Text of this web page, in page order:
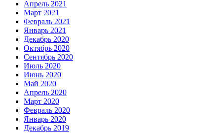
Апрель 2021
Март 2021
Февраль 2021
Январь 2021
Декабрь 2020
Октябрь 2020
Сентябрь 2020
Июль 2020
Июнь 2020
Май 2020
Апрель 2020
Март 2020
Февраль 2020
Январь 2020
Декабрь 2019